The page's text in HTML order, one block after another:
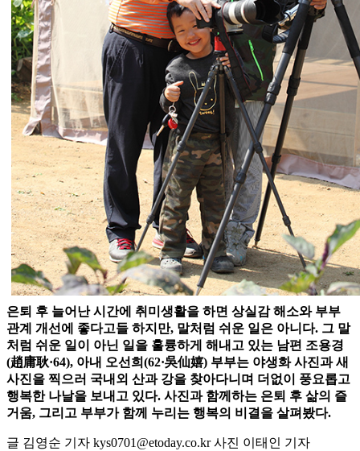
은퇴 후 늘어난 시간에 취미생활을 하면 상실감 해소와 부부
관계 개선에 좋다고들 하지만, 말처럼 쉬운 일은 아니다. 그 말
처럼 쉬운 일이 아닌 일을 훌륭하게 해내고 있는 남편 조용경
(趙庸耿·64), 아내 오선희(62·吳仙嬉) 부부는 야생화 사진과 새
사진을 찍으러 국내외 산과 강을 찾아다니며 더없이 풍요롭고
행복한 나날을 보내고 있다. 사진과 함께하는 은퇴 후 삶의 즐
거움, 그리고 부부가 함께 누리는 행복의 비결을 살펴봤다.
글 김영순 기자 kys0701@etoday.co.kr 사진 이태인 기자